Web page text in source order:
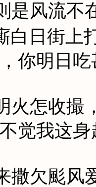
风流不
白日街上
你明日
怎收撮
觉我这
欠颩风